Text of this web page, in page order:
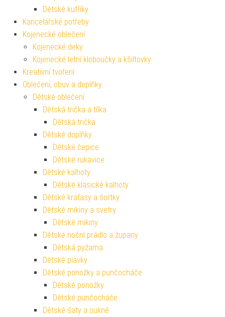
Dětské kufříky
Kancelářské potřeby
Kojenecké oblečení
Kojenecké deky
Kojenecké letní kloboučky a kšiltovky
Kreativní tvoření
Oblečení, obuv a doplňky
Dětské oblečení
Dětská trička a tílka
Dětská trička
Dětské doplňky
Dětské čepice
Dětské rukavice
Dětské kalhoty
Dětské klasické kalhoty
Dětské kraťasy a šortky
Dětské mikiny a svetry
Dětské mikiny
Dětské noční prádlo a župany
Dětská pyžama
Dětské plavky
Dětské ponožky a punčocháče
Dětské ponožky
Dětské punčocháče
Dětské šaty a sukně